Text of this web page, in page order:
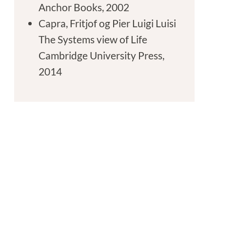
Anchor Books, 2002
Capra, Fritjof og Pier Luigi Luisi
The Systems view of Life
Cambridge University Press,
2014